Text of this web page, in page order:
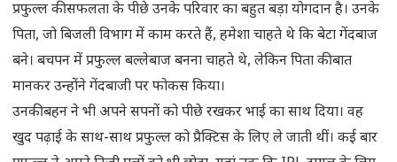
प्रफुल्ल की सफलता के पीछे उनके परिवार का बहुत बड़ा योगदान है। उनके
पिता, जो बिजली विभाग में काम करते हैं, हमेशा चाहते थे कि बेटा गेंदबाज
बने। बचपन में प्रफुल्ल बल्लेबाज बनना चाहते थे, लेकिन पिता की बात
मानकर उन्होंने गेंदबाजी पर फोकस किया।
उनकी बहन ने भी अपने सपनों को पीछे रखकर भाई का साथ दिया। वह
खुद पढ़ाई के साथ-साथ प्रफुल्ल को प्रैक्टिस के लिए ले जाती थीं। कई बार